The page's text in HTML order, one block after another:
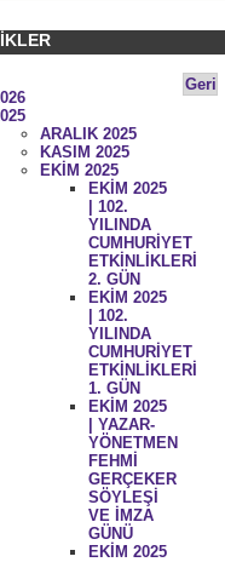
Geri
ARALIK 2025
KASIM 2025
EKİM 2025
EKİM 2025
| 102.
YILINDA
CUMHURİYET
ETKİNLİKLERİ
2. GÜN
EKİM 2025
| 102.
YILINDA
CUMHURİYET
ETKİNLİKLERİ
1. GÜN
EKİM 2025
| YAZAR-
YÖNETMEN
FEHMİ
GERÇEKER
SÖYLEŞİ
VE İMZA
GÜNÜ
EKİM 2025